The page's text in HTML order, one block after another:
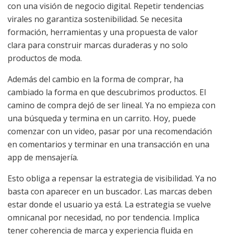
con una visión de negocio digital. Repetir tendencias
virales no garantiza sostenibilidad. Se necesita
formación, herramientas y una propuesta de valor
clara para construir marcas duraderas y no solo
productos de moda.
Además del cambio en la forma de comprar, ha
cambiado la forma en que descubrimos productos. El
camino de compra dejó de ser lineal. Ya no empieza con
una búsqueda y termina en un carrito. Hoy, puede
comenzar con un video, pasar por una recomendación
en comentarios y terminar en una transacción en una
app de mensajería.
Esto obliga a repensar la estrategia de visibilidad. Ya no
basta con aparecer en un buscador. Las marcas deben
estar donde el usuario ya está. La estrategia se vuelve
omnicanal por necesidad, no por tendencia. Implica
tener coherencia de marca y experiencia fluida en